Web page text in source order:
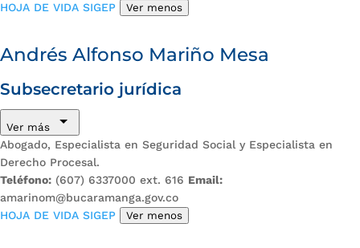
HOJA DE VIDA SIGEP
Ver menos
Andrés Alfonso Mariño Mesa
Subsecretario jurídica
Ver más
Abogado, Especialista en Seguridad Social y Especialista en
Derecho Procesal.
Teléfono: (607) 6337000 ext. 616 Email:
amarinom@bucaramanga.gov.co
HOJA DE VIDA SIGEP
Ver menos